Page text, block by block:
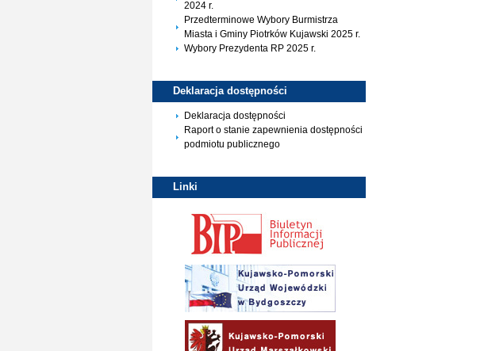
2024 r.
Przedterminowe Wybory Burmistrza
Miasta i Gminy Piotrków Kujawski 2025 r.
Wybory Prezydenta RP 2025 r.
Deklaracja dostępności
Deklaracja dostępności
Raport o stanie zapewnienia dostępności
podmiotu publicznego
Linki